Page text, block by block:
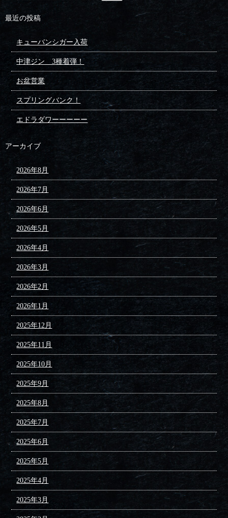
最近の投稿
キューバンシガー入荷
中津ジン 3種着弾！
お盆営業
スプリングバンク！
エドラダワーーーーー
アーカイブ
2026年8月
2026年7月
2026年6月
2026年5月
2026年4月
2026年3月
2026年2月
2026年1月
2025年12月
2025年11月
2025年10月
2025年9月
2025年8月
2025年7月
2025年6月
2025年5月
2025年4月
2025年3月